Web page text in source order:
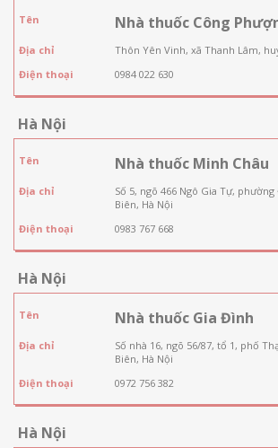
Tên Nhà thuốc Công
Địa chỉ
Thôn Yên Vinh, xã Thanh Lâm,
Điện thoại
0984 022 630
Hà Nội
Tên Nhà thuốc Minh Châu
Địa chỉ
Số 5, ngõ 466 Ngô Gia Tự,
Biên, Hà Nội
Điện thoại
0983 767 668
Hà Nội
Tên Nhà thuốc Gia Đình
Địa chỉ
Số nhà 16, ngõ 56/87, tổ 1, phố
Biên, Hà Nội
Điện thoại
0972 756 382
Hà Nội